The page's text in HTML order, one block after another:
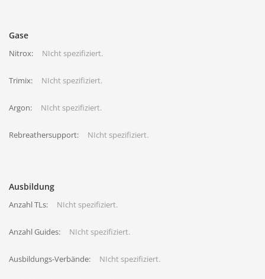
Gase
Nitrox: NIcht spezifiziert.
Trimix: NIcht spezifiziert.
Argon: NIcht spezifiziert.
Rebreathersupport: NIcht spezifiziert.
Ausbildung
Anzahl TLs: NIcht spezifiziert.
Anzahl Guides: NIcht spezifiziert.
Ausbildungs-Verbände: NIcht spezifiziert.